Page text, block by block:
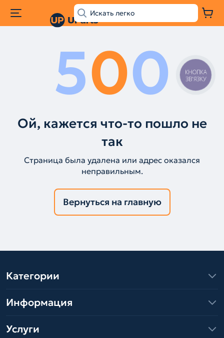
500
Ой, кажется что-то пошло не
так
Страница была удалена или адрес оказался
неправильным.
Вернуться на главную
Категории
Информация
Услуги
КНОПКА
ЗВ'ЯЗКУ